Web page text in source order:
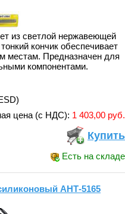
из светлой нержавеющей
кончик обеспечивает
местам. Предназначен для
компонентами.
цена (с НДС): 1 403,00 руб.
Купить
Есть на складе
АНТ-5165